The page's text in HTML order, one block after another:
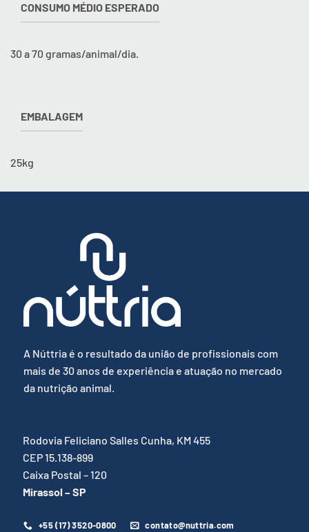
CONSUMO MÉDIO ESPERADO
30 a 70 gramas/animal/dia.
EMBALAGEM
25kg
A Núttria é o resultado da união de profissionais com
mais de 30 anos de experiência e atuação no mercado
da nutrição animal.
Rodovia Feliciano Salles Cunha, KM 455
CEP 15.138-899
Caixa Postal – 120
Mirassol – SP
+55 (17) 3520-0800 contato@nuttria.com